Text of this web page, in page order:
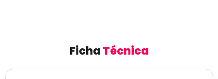
FichaTécnica